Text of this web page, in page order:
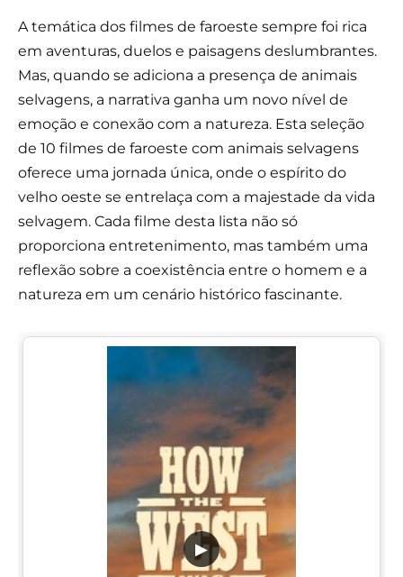
A temática dos filmes de faroeste sempre foi rica
em aventuras, duelos e paisagens deslumbrantes.
Mas, quando se adiciona a presença de animais
selvagens, a narrativa ganha um novo nível de
emoção e conexão com a natureza. Esta seleção
de 10 filmes de faroeste com animais selvagens
oferece uma jornada única, onde o espírito do
velho oeste se entrelaça com a majestade da vida
selvagem. Cada filme desta lista não só
proporciona entretenimento, mas também uma
reflexão sobre a coexistência entre o homem e a
natureza em um cenário histórico fascinante.
▶